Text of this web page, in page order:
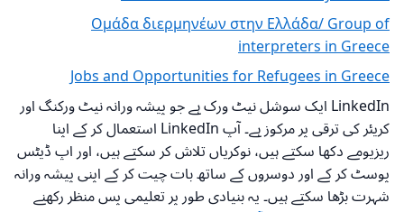
Ομάδα διερμηνέων στην Ελλάδα/ Group of
interpreters in Greece
Jobs and Opportunities for Refugees in Greece
LinkedIn ایک سوشل نیٹ ورک ہے جو پیشہ ورانہ نیٹ ورکنگ اور
کریئر کی ترقی پر مرکوز ہے۔ آپ LinkedIn استعمال کر کے اپنا
ریزیومے دکھا سکتے ہیں، نوکریاں تلاش کر سکتے ہیں، اور اپ ڈیٹس
پوسٹ کر کے اور دوسروں کے ساتھ بات چیت کر کے اپنی پیشہ ورانہ
شہرت بڑھا سکتے ہیں۔ یہ بنیادی طور پر تعلیمی پس منظر رکھنے